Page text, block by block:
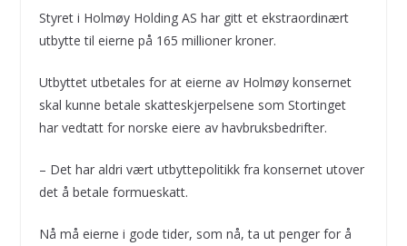
Styret i Holmøy Holding AS har gitt et ekstraordinært
utbytte til eierne på 165 millioner kroner.
Utbyttet utbetales for at eierne av Holmøy konsernet
skal kunne betale skatteskjerpelsene som Stortinget
har vedtatt for norske eiere av havbruksbedrifter.
– Det har aldri vært utbyttepolitikk fra konsernet utover
det å betale formueskatt.
Nå må eierne i gode tider, som nå, ta ut penger for å